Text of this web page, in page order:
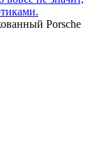
Porsche